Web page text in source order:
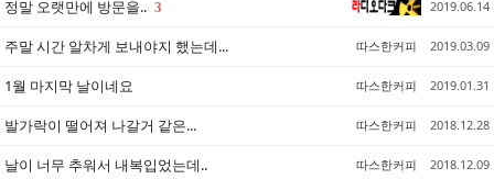
정말 오랫만에 방문을.. 3 2019.06.14
주말 시간 알차게 보내야지 했는데... 따스한커피 2019.03.09
1월 마지막 날이네요 따스한커피 2019.01.31
발가락이 떨어져 나갈거 같은... 따스한커피 2018.12.28
날이 너무 추워서 내복입었는데.. 따스한커피 2018.12.09